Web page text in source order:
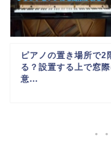
ピアノの置き場所で2
る？設置する上で窓
意...